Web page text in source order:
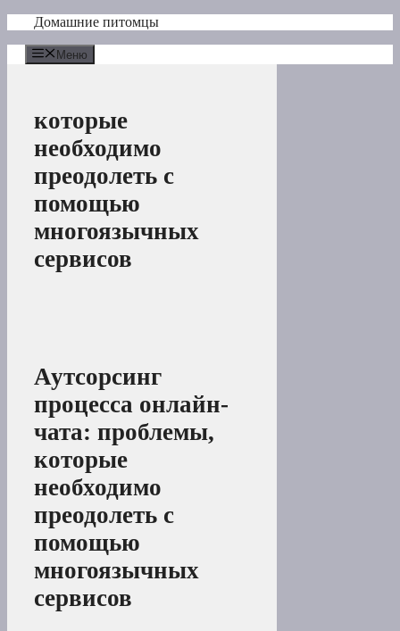
Перейти
содержимому
Домашние питомцы
Меню
которые
необходимо
преодолеть с
помощью
многоязычных
сервисов
Аутсорсинг
процесса онлайн-
чата: проблемы,
которые
необходимо
преодолеть с
помощью
многоязычных
сервисов